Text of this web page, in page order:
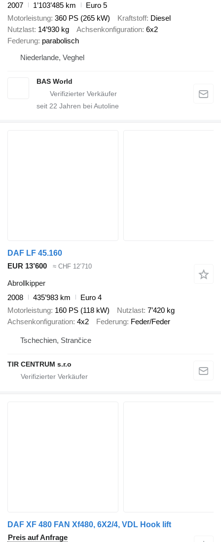
2007
1’103’485 km
Euro 5
Motorleistung 360 PS (265 kW) Kraftstoff Diesel
Nutzlast 14’930 kg Achsenkonfiguration 6x2
Federung parabolisch
Niederlande, Veghel
BAS World
seit 22 Jahren bei Autoline
DAF LF 45.160
EUR 13’600
≈ CHF 12’710
Abrollkipper
2008
435’983 km
Euro 4
Motorleistung 160 PS (118 kW) Nutzlast 7’420 kg
Achsenkonfiguration 4x2 Federung Feder/Feder
Tschechien, Strančice
TIR CENTRUM s.r.o
DAF XF 480 FAN Xf480, 6X2/4, VDL Hook lift
Preis auf Anfrage